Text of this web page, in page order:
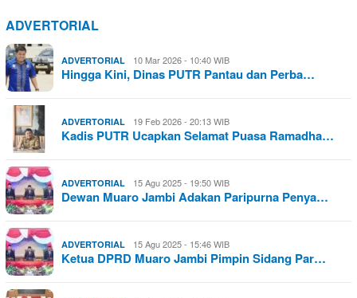
ADVERTORIAL
ADVERTORIAL 10 Mar 2026 - 10:40 WIB
Hingga Kini, Dinas PUTR Pantau dan Perba…
ADVERTORIAL 19 Feb 2026 - 20:13 WIB
Kadis PUTR Ucapkan Selamat Puasa Ramadha…
ADVERTORIAL 15 Agu 2025 - 19:50 WIB
Dewan Muaro Jambi Adakan Paripurna Penya…
ADVERTORIAL 15 Agu 2025 - 15:46 WIB
Ketua DPRD Muaro Jambi Pimpin Sidang Par…